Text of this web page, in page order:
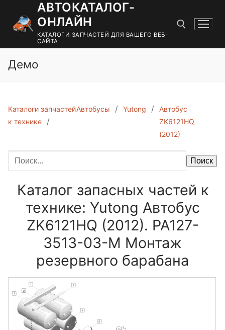
содержимому
АВТОКАТАЛОГ-
ОНЛАЙН
КАТАЛОГИ ЗАПЧАСТЕЙ ДЛЯ ВАШЕГО ВЕБ-
САЙТА
Демо
Каталоги запчастей
к технике
Автобусы Yutong
Автобус
ZK6121HQ
(2012)
Поиск
Каталог запасных частей к
технике: Yutong Автобус
ZK6121HQ (2012). РА127-
3513-03-М Монтаж
резервного барабана
1
1
2
2
3
5